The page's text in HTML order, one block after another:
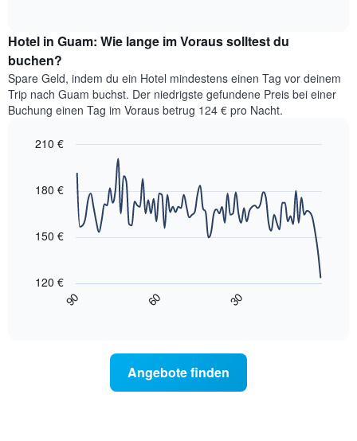
hat
1
Y-
Achse,
die
den
Zimmerpreis
den
durchschnittlichen
Preis
eines
Zimmers
für
jeweiligen
Diagramm
X-
die
Wochentage
anzeigt.
Hotel in Guam: Wie lange im Voraus solltest du
buchen?
Spare Geld, indem du ein Hotel mindestens einen Tag vor deinem
Trip nach Guam buchst. Der niedrigste gefundene Preis bei einer
Buchung einen Tag im Voraus betrug 124 € pro Nacht.
with
Diagramm
90 60 30
120 €
150 €
180 €
210 €
Angebote finden